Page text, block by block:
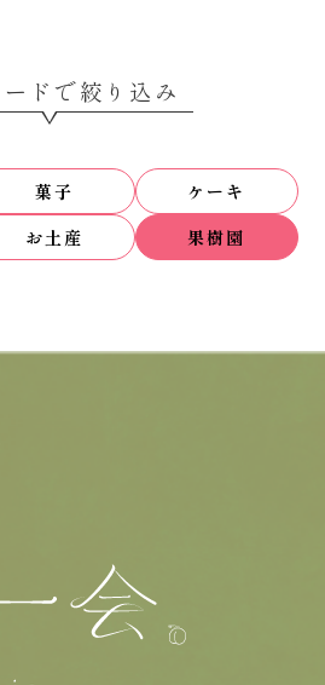
ドで絞り込み
菓子
ケーキ
お土産 果樹園